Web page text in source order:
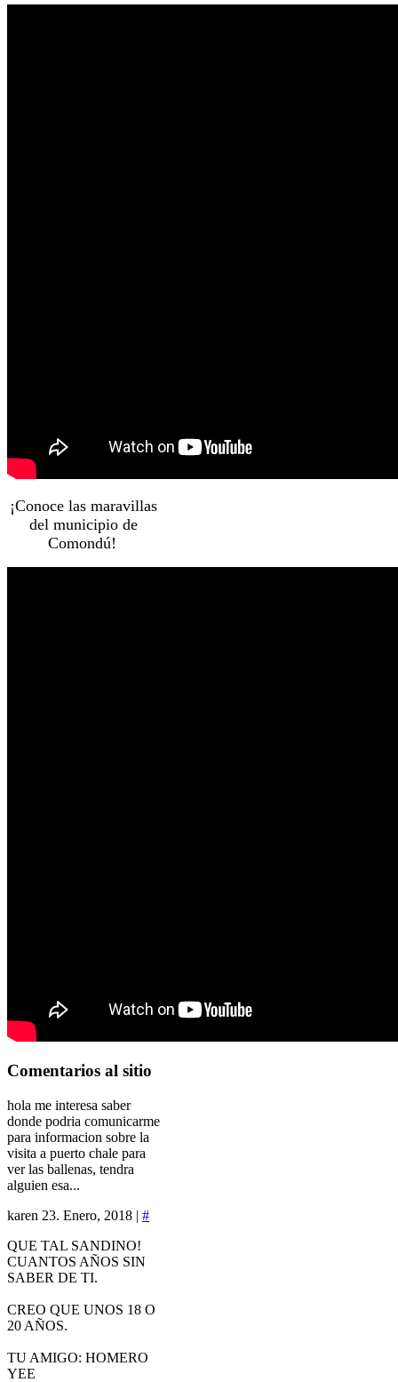
¡Conoce las maravillas
del municipio de
Comondú!
Comentarios al sitio
hola me interesa saber
donde podria comunicarme
para informacion sobre la
visita a puerto chale para
ver las ballenas, tendra
alguien esa...
karen 23. Enero, 2018 | #
QUE TAL SANDINO!
CUANTOS AÑOS SIN
SABER DE TI.
CREO QUE UNOS 18 O
20 AÑOS.
TU AMIGO: HOMERO
YEE